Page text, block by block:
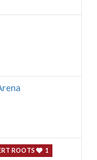
ROOTS 1